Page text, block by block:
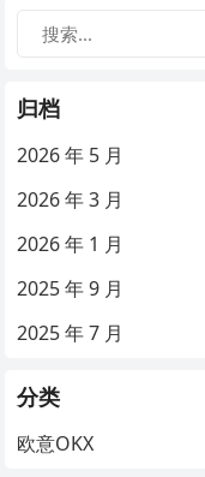
归档
2026 年 5 月
2026 年 3 月
2026 年 1 月
2025 年 9 月
2025 年 7 月
分类
欧意OKX